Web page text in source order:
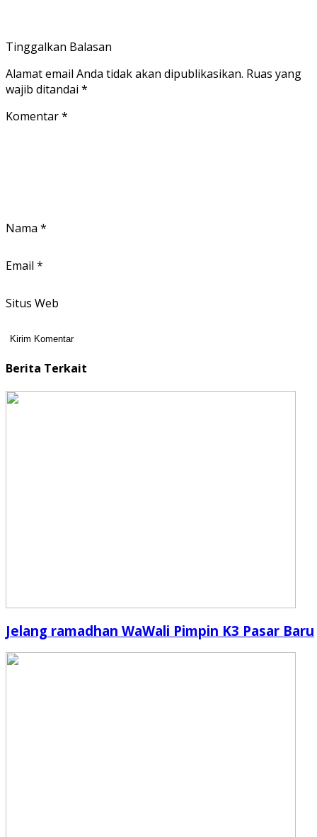
Tinggalkan Balasan
Alamat email Anda tidak akan dipublikasikan. Ruas yang
wajib ditandai *
Komentar*
Nama *
Email *
Situs Web
Berita Terkait
Jelang ramadhan WaWali Pimpin K3 Pasar Baru